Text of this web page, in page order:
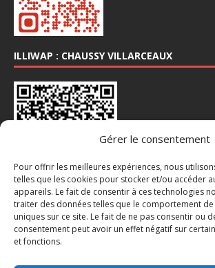
Gérer le consentement
Pour offrir les meilleures expériences, nous
telles que les cookies pour stocker et/ou accéder
appareils. Le fait de consentir à ces technologies
traiter des données telles que le comportement de
uniques sur ce site. Le fait de ne pas consentir ou
consentement peut avoir un effet négatif sur
et fonctions.
ILLIWAP : CHAUSSY VILLARCEAUX
INSTA : @CHAUSSY_VILLARCEAUX